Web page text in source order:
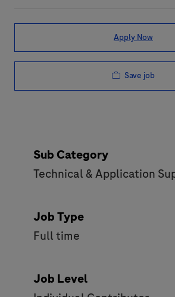
Apply Now
Save job
Sub Category
Technical & Application
Job Type
Full time
Job Level